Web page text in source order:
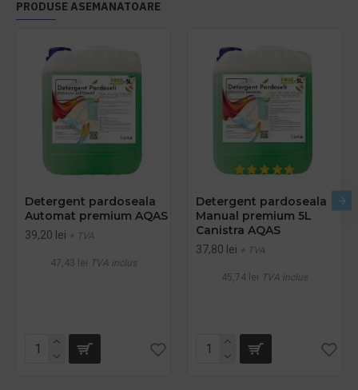
PRODUSE ASEMANATOARE
Detergent pardoseala
Automat premium AQAS
39,20 lei + TVA
47,43 lei TVA inclus
Detergent pardoseala
Manual premium 5L
Canistra AQAS
37,80 lei + TVA
45,74 lei TVA inclus